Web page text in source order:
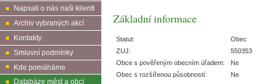
Napsali o nás naši klienti
Archiv vybraných akcí
Kontakty
Smluvní podmínky
Kde pomáháme
Databáze měst a obcí
Základní informace
Statut:
Obec
ZUJ:
550353
Obce s pověřeným obecním úřadem:
Ne
Obec s rozšířenou působností:
Ne